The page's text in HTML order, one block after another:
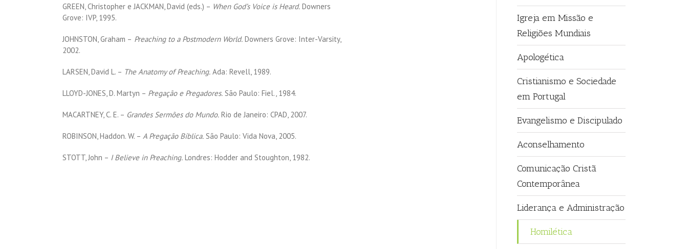
GREEN, Christopher e JACKMAN, David (eds.) – When God’s Voice is Heard. Downers
Grove: IVP, 1995.
JOHNSTON, Graham – Preaching to a Postmodern World. Downers Grove: Inter-Varsity,
2002.
LARSEN, David L. – The Anatomy of Preaching. Ada: Revell, 1989.
LLOYD-JONES, D. Martyn – Pregação e Pregadores. São Paulo: Fiel., 1984.
MACARTNEY, C. E. – Grandes Sermões do Mundo. Rio de Janeiro: CPAD, 2007.
ROBINSON, Haddon. W. – A Pregação Bíblica. São Paulo: Vida Nova, 2005.
STOTT, John – I Believe in Preaching. Londres: Hodder and Stoughton, 1982.
Igreja em Missão e
Religiões Mundiais
Apologética
Cristianismo e Sociedade
em Portugal
Evangelismo e Discipulado
Aconselhamento
Comunicação Cristã
Contemporânea
Liderança e Administração
Homilética